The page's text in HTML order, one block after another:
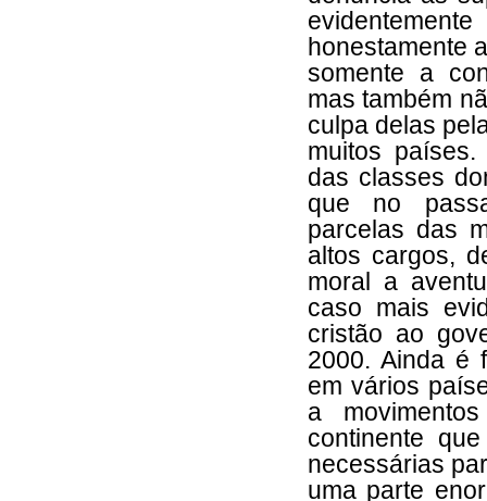
honestamente
somente a
mas também
culpa delas
muitos
das classes
que no
parcelas das
altos cargos,
moral a
caso mais
cristão ao
2000. Ainda é
em vários
a
continente
necessárias
uma parte